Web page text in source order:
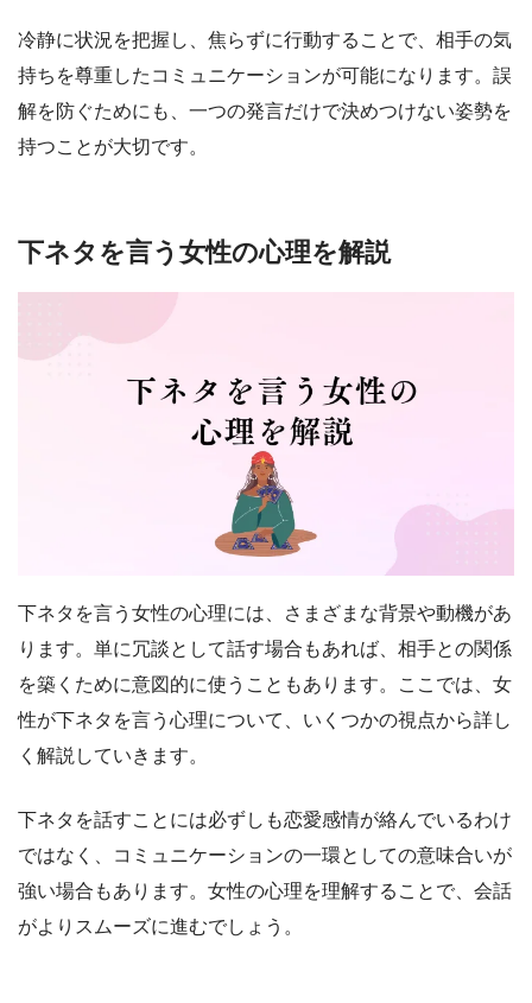
冷静に状況を把握し、焦らずに行動することで、相手の気
持ちを尊重したコミュニケーションが可能になります。誤
解を防ぐためにも、一つの発言だけで決めつけない姿勢を
持つことが大切です。
下ネタを言う女性の心理を解説
下ネタを言う女性の心理には、さまざまな背景や動機があ
ります。単に冗談として話す場合もあれば、相手との関係
を築くために意図的に使うこともあります。ここでは、女
性が下ネタを言う心理について、いくつかの視点から詳し
く解説していきます。
下ネタを話すことには必ずしも恋愛感情が絡んでいるわけ
ではなく、コミュニケーションの一環としての意味合いが
強い場合もあります。女性の心理を理解することで、会話
がよりスムーズに進むでしょう。